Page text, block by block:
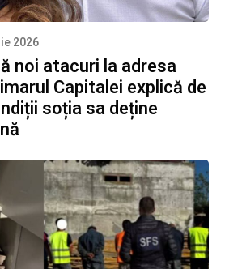
2026
noi atacuri la adresa
Capitalei explică de
soția sa deține